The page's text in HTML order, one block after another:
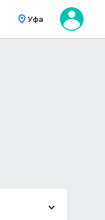
Уфа